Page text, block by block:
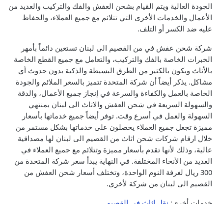
الجودة العالية ويتم القيام بشحن العفش والفك والتركيب والعديد من
الأعمال والخدمات الأخرى التي تتلائم مع جميع العملاء، والحفاظ
عليه ضد الكسر أو التلف.
شركة شحن عفش في من القصيم الى لبنان تستعين دائماً بأمهر
الخبرات الخاصة بالفك والتركيب، والتعامل مع جميع القطع الخاصة
بالأثاث ويكون بالكثير من الطرق البسيطة والذكية بدون حدوث أي
مشاكل. يذكر أيضاً أن شركة المتحدة تتميز بالسعر الملائم والجودة
الخاصة بالعمل والكفاءة والسرعة في إنجاز جميع الأعمال، والدقة
والسهولة السريعة في شحن العفش والاثاث الى لبنان بمنتهي
السهولة والعمل في أسرع وقت. توفر أيضاً جميع خدماتها بأسعار
مميزة تجعل جميع العملاء يحصلون على خدماتها بشكل مستمر من
خلال ارقام شركات شحن اثاث من القصيم الى لبنان لها مصداقية
عالية، وذلك لأنها تقدم بأسعار مميزة وتتلائم مع جميع العملاء في
العديد من الأنحاء المختلفة. في النهاية يبدأ سعر شركة المتحدة من
300 ريال لغرفة النوم الواحدة، وتختلف أسعار شحن العفش من
القصيم الى لبنان من شركة لأخري.